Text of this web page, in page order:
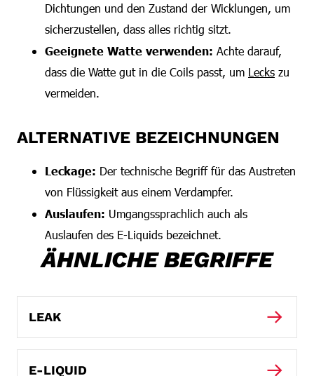
Dichtungen und den Zustand der Wicklungen, um
sicherzustellen, dass alles richtig sitzt.
Geeignete Watte verwenden: Achte darauf,
dass die Watte gut in die Coils passt, um Lecks zu
vermeiden.
ALTERNATIVE BEZEICHNUNGEN
Leckage: Der technische Begriff für das Austreten
von Flüssigkeit aus einem Verdampfer.
Auslaufen: Umgangssprachlich auch als
Auslaufen des E-Liquids bezeichnet.
ÄHNLICHE BEGRIFFE
LEAK
E-LIQUID